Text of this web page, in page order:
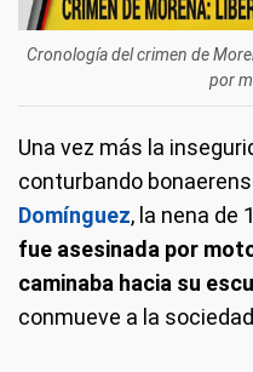
Cronología del crimen de
por
Una vez más la
conturbando
Domínguez, la nena de
fue asesinada por
caminaba hacia su
conmueve a la